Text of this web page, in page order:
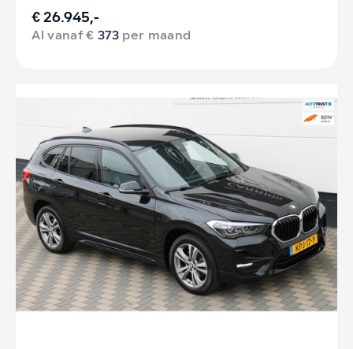
€ 26.945,-
Al vanaf €373 per maand